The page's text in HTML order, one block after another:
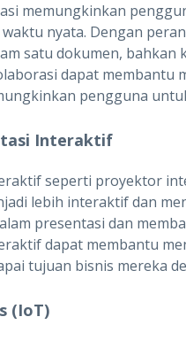
memungkinkan
nyata. Dengan
satu dokumen, bahkan
dapat membantu
pengguna
Interaktif
seperti proyektor
lebih interaktif dan
presentasi dan
dapat membantu
tujuan bisnis mereka
(IoT)